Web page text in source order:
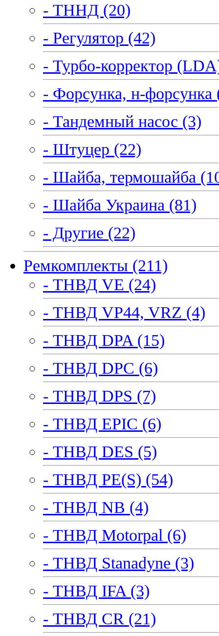
- ТННД (20)
- Регулятор (42)
- Турбо-корректор
- Форсунка, н-форсунка
- Тандемный насос (3)
- Штуцер (22)
- Шайба, термошайба
- Шайба Украина (81)
- Другие (22)
Ремкомплекты (211)
- ТНВД VE (24)
- ТНВД VP44, VRZ (4)
- ТНВД DPA (15)
- ТНВД DPC (6)
- ТНВД DPS (7)
- ТНВД EPIC (6)
- ТНВД DES (5)
- ТНВД PE(S) (54)
- ТНВД NB (4)
- ТНВД Motorpal (6)
- ТНВД Stanadyne (3)
- ТНВД IFA (3)
- ТНВД CR (21)